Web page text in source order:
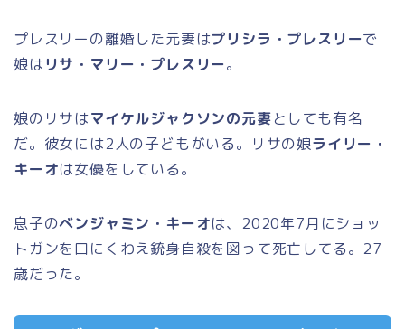
プレスリーの離婚した元妻はプリシラ・プレスリーで
娘はリサ・マリー・プレスリー。
娘のリサはマイケルジャクソンの元妻としても有名
だ。彼女には2人の子どもがいる。リサの娘ライリー・
キーオは女優をしている。
息子のベンジャミン・キーオは、2020年7月にショッ
トガンを口にくわえ銃身自殺を図って死亡してる。27
歳だった。